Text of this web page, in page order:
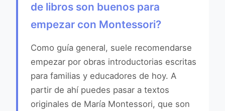
de libros son buenos para
empezar con Montessori?
Como guía general, suele recomendarse
empezar por obras introductorias escritas
para familias y educadores de hoy. A
partir de ahí puedes pasar a textos
originales de María Montessori, que son